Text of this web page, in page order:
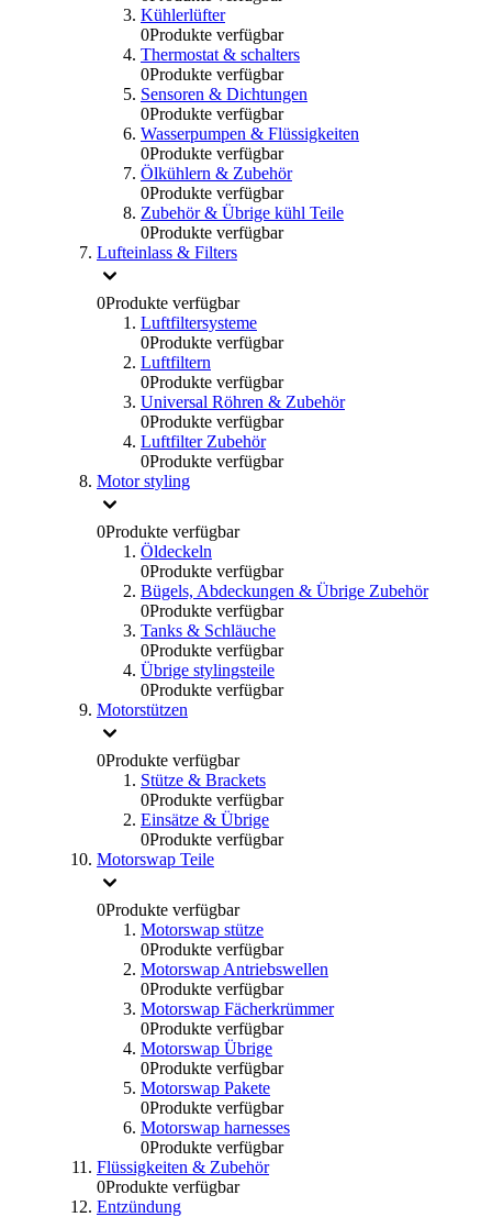
Kühlerlüfter
0Produkte verfügbar
Thermostat & schalters
0Produkte verfügbar
Sensoren & Dichtungen
0Produkte verfügbar
Wasserpumpen & Flüssigkeiten
0Produkte verfügbar
Ölkühlern & Zubehör
0Produkte verfügbar
Zubehör & Übrige kühl Teile
0Produkte verfügbar
Lufteinlass & Filters
0Produkte verfügbar
Luftfiltersysteme
0Produkte verfügbar
Luftfiltern
0Produkte verfügbar
Universal Röhren & Zubehör
0Produkte verfügbar
Luftfilter Zubehör
0Produkte verfügbar
Motor styling
0Produkte verfügbar
Öldeckeln
0Produkte verfügbar
Bügels, Abdeckungen & Übrige Zubehör
0Produkte verfügbar
Tanks & Schläuche
0Produkte verfügbar
Übrige stylingsteile
0Produkte verfügbar
Motorstützen
0Produkte verfügbar
Stütze & Brackets
0Produkte verfügbar
Einsätze & Übrige
0Produkte verfügbar
Motorswap Teile
0Produkte verfügbar
Motorswap stütze
0Produkte verfügbar
Motorswap Antriebswellen
0Produkte verfügbar
Motorswap Fächerkrümmer
0Produkte verfügbar
Motorswap Übrige
0Produkte verfügbar
Motorswap Pakete
0Produkte verfügbar
Motorswap harnesses
0Produkte verfügbar
Flüssigkeiten & Zubehör
0Produkte verfügbar
Entzündung